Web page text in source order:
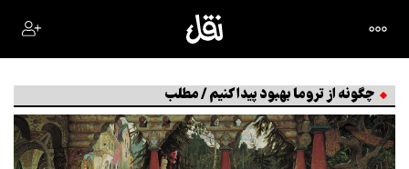
چگونه از تروما بهبود پیدا کنیم / مطلب